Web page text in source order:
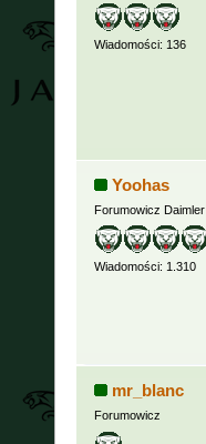
Wiadomości: 136
Yoohas
Forumowicz Daimler
Wiadomości: 1.310
mr_blanc
Forumowicz